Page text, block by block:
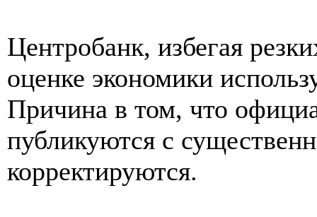
Центробанк, избегая
оценке экономики
Причина в том, что
публикуются с
корректируются.